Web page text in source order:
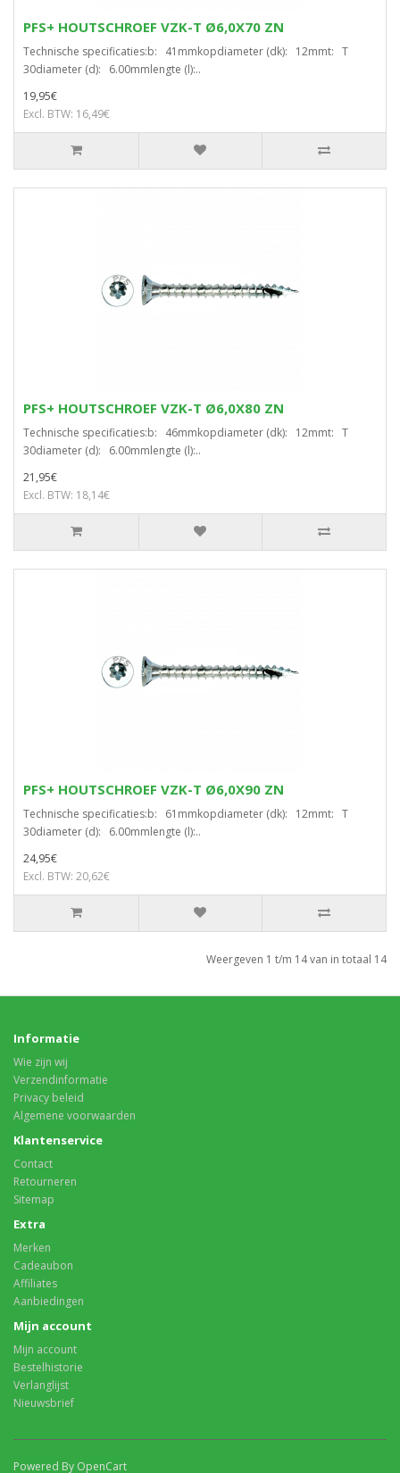
PFS+ HOUTSCHROEF VZK-T Ø6,0X70 ZN
Technische specificaties:b: 41mmkopdiameter (dk): 12mmt: T
30diameter (d): 6.00mmlengte (l):..
19,95€
Excl. BTW: 16,49€
PFS+ HOUTSCHROEF VZK-T Ø6,0X80 ZN
Technische specificaties:b: 46mmkopdiameter (dk): 12mmt: T
30diameter (d): 6.00mmlengte (l):..
21,95€
Excl. BTW: 18,14€
PFS+ HOUTSCHROEF VZK-T Ø6,0X90 ZN
Technische specificaties:b: 61mmkopdiameter (dk): 12mmt: T
30diameter (d): 6.00mmlengte (l):..
24,95€
Excl. BTW: 20,62€
Weergeven 1 t/m 14 van in totaal 14
Informatie
Wie zijn wij
Verzendinformatie
Privacy beleid
Algemene voorwaarden
Klantenservice
Contact
Retourneren
Sitemap
Extra
Merken
Cadeaubon
Affiliates
Aanbiedingen
Mijn account
Mijn account
Bestelhistorie
Verlanglijst
Nieuwsbrief
Powered By OpenCart